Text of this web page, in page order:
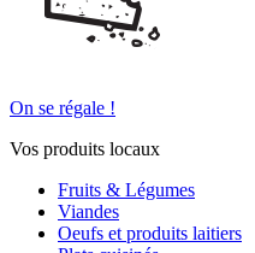
On se régale !
Vos produits locaux
Fruits & Légumes
Viandes
Oeufs et produits laitiers